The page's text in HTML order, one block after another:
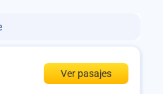
Ver pasajes